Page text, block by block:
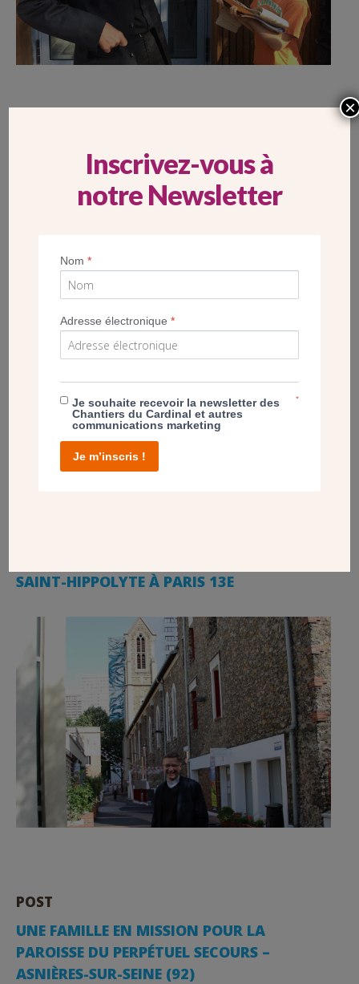
PARIS 13E – ACCESSIBILITÉ POUR LE
PRESBYTÈRE DE LA PAROISSE SAINT-
HIPPOLYTE
SAINT-HIPPOLYTE À PARIS 13E
POST
UNE FAMILLE EN MISSION POUR LA
PAROISSE DU PERPÉTUEL SECOURS –
ASNIÈRES-SUR-SEINE (92)
Inscrivez-vous à
notre Newsletter
Nom*
Adresse électronique*
Je souhaite recevoir la newsletter des
Chantiers du Cardinal et autres
communications marketing
*
Je m’inscris !
×